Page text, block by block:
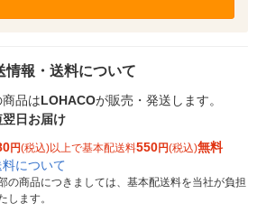
情報・送料について
商品はLOHACOが販売・発送します。
翌日お届け
円(税込)以上で基本配送料550円(税込)無料
について
の商品につきましては、基本配送料を当社が負担
します。